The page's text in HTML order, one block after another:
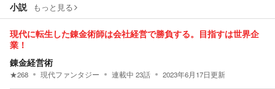
小説 もっと見る
現代に転生した錬金術師は会社経営で勝負する。目指すは世界企
業！
錬金経営術
★268 現代ファンタジー 連載中 23話 2023年6月17日更新